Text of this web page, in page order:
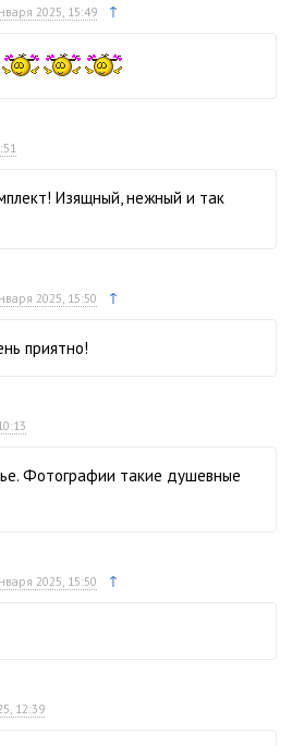
2025, 15:49 ↑
Изящный, нежный и так
2025, 15:50 ↑
приятно!
Фотографии такие душевные
2025, 15:50 ↑
12:39